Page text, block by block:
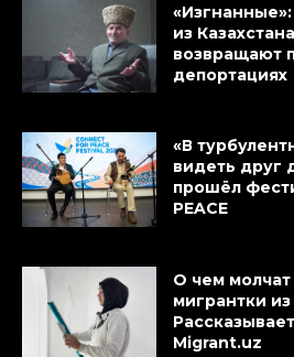
из
возвращают
депортациях
«В
видеть друг
прошёл
PEACE
О чем
мигрантки
Migrant.uz